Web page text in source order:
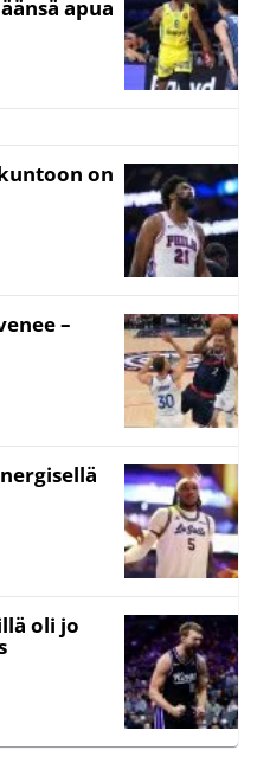
apua
on
–
oli jo